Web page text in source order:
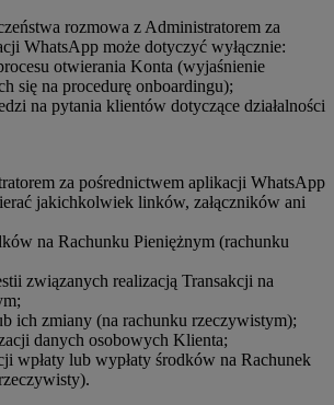
rozmowa z Administratorem za
WhatsApp może dotyczyć wyłącznie:
otwierania Konta (wyjaśnienie
się na procedurę onboardingu);
na pytania klientów dotyczące działalności
za pośrednictwem aplikacji WhatsApp
jakichkolwiek linków, załączników ani
na Rachunku Pieniężnym (rachunku
związanych realizacją Transakcji na
ich zmiany (na rachunku rzeczywistym);
danych osobowych Klienta;
wpłaty lub wypłaty środków na Rachunek